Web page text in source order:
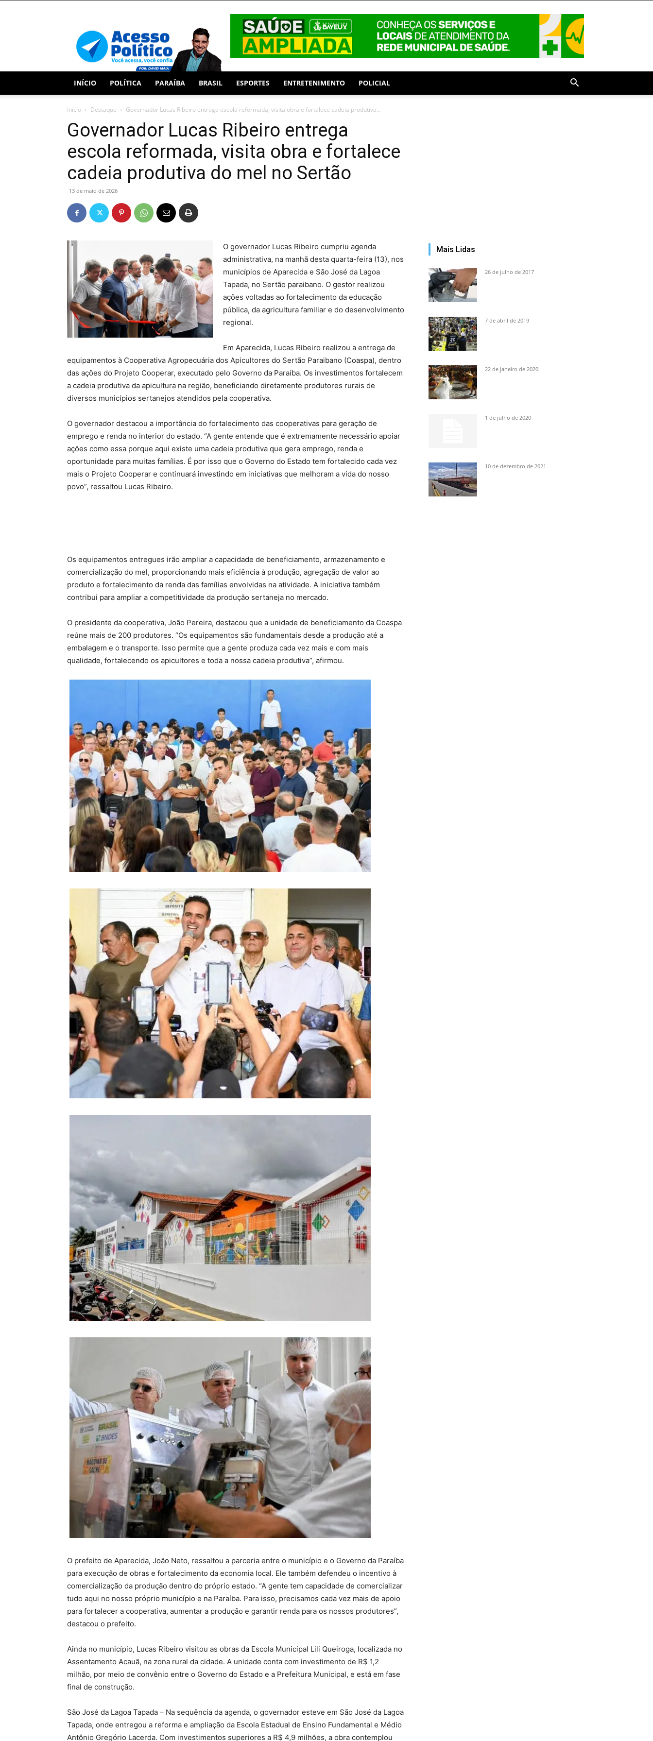
INÍCIO POLÍTICA PARAÍBA BRASIL ESPORTES ENTRETENIMENTO POLICIAL
Início Destaque Governador Lucas Ribeiro entrega escola reformada, visita obra e fortalece cadeia produtiva...
Governador Lucas Ribeiro entrega
escola reformada, visita obra e fortalece
cadeia produtiva do mel no Sertão
13 de maio de 2026
O governador Lucas Ribeiro cumpriu agenda
administrativa, na manhã desta quarta-feira (13), nos
municípios de Aparecida e São José da Lagoa
Tapada, no Sertão paraibano. O gestor realizou
ações voltadas ao fortalecimento da educação
pública, da agricultura familiar e do desenvolvimento
regional.
Em Aparecida, Lucas Ribeiro realizou a entrega de
equipamentos à Cooperativa Agropecuária dos Apicultores do Sertão Paraibano (Coaspa), dentro
das ações do Projeto Cooperar, executado pelo Governo da Paraíba. Os investimentos fortalecem
a cadeia produtiva da apicultura na região, beneficiando diretamente produtores rurais de
diversos municípios sertanejos atendidos pela cooperativa.
O governador destacou a importância do fortalecimento das cooperativas para geração de
emprego e renda no interior do estado. “A gente entende que é extremamente necessário apoiar
ações como essa porque aqui existe uma cadeia produtiva que gera emprego, renda e
oportunidade para muitas famílias. É por isso que o Governo do Estado tem fortalecido cada vez
mais o Projeto Cooperar e continuará investindo em iniciativas que melhoram a vida do nosso
povo”, ressaltou Lucas Ribeiro.
Os equipamentos entregues irão ampliar a capacidade de beneficiamento, armazenamento e
comercialização do mel, proporcionando mais eficiência à produção, agregação de valor ao
produto e fortalecimento da renda das famílias envolvidas na atividade. A iniciativa também
contribui para ampliar a competitividade da produção sertaneja no mercado.
O presidente da cooperativa, João Pereira, destacou que a unidade de beneficiamento da Coaspa
reúne mais de 200 produtores. “Os equipamentos são fundamentais desde a produção até a
embalagem e o transporte. Isso permite que a gente produza cada vez mais e com mais
qualidade, fortalecendo os apicultores e toda a nossa cadeia produtiva”, afirmou.
O prefeito de Aparecida, João Neto, ressaltou a parceria entre o município e o Governo da Paraíba
para execução de obras e fortalecimento da economia local. Ele também defendeu o incentivo à
comercialização da produção dentro do próprio estado. “A gente tem capacidade de comercializar
tudo aqui no nosso próprio município e na Paraíba. Para isso, precisamos cada vez mais de apoio
para fortalecer a cooperativa, aumentar a produção e garantir renda para os nossos produtores”,
destacou o prefeito.
Ainda no município, Lucas Ribeiro visitou as obras da Escola Municipal Lili Queiroga, localizada no
Assentamento Acauã, na zona rural da cidade. A unidade conta com investimento de R$ 1,2
milhão, por meio de convênio entre o Governo do Estado e a Prefeitura Municipal, e está em fase
final de construção.
São José da Lagoa Tapada – Na sequência da agenda, o governador esteve em São José da Lagoa
Tapada, onde entregou a reforma e ampliação da Escola Estadual de Ensino Fundamental e Médio
Antônio Gregório Lacerda. Com investimentos superiores a R$ 4,9 milhões, a obra contemplou
Mais Lidas
26 de julho de 2017
7 de abril de 2019
22 de janeiro de 2020
1 de julho de 2020
10 de dezembro de 2021